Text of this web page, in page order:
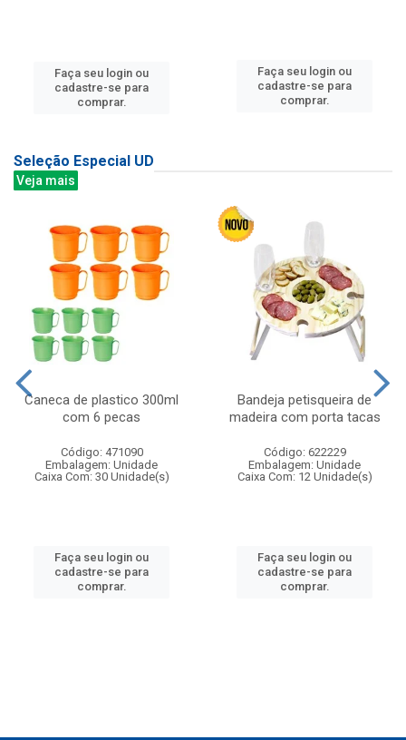
Faça seu login ou
cadastre-se para
comprar.
Faça seu login ou
cadastre-se para
comprar.
Seleção Especial UD
Veja mais
Caneca de plastico 300ml
com 6 pecas
Código: 471090
Embalagem: Unidade
Caixa Com: 30 Unidade(s)
Faça seu login ou
cadastre-se para
comprar.
Bandeja petisqueira de
madeira com porta tacas
Código: 622229
Embalagem: Unidade
Caixa Com: 12 Unidade(s)
Faça seu login ou
cadastre-se para
comprar.